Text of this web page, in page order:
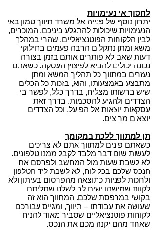
לחסוך אי נעימויות
יתרון נוסף של פנייה אל משרד תיווך טמון באי
הנעימויות שיכולות להתגלע ביניכם, המוכרים,
לבין הלקוחות הפוטנציאליים, שהרי במהלך
משא ומתן נתקלים הרבה פעמים בחילוקי
דעות שאם לא פותרים אותם בזמן בצורה
נכונה יכולים להביא לפיצוץ העסקה. כשאתם
נעזרים במתווך כל תהליך המשא ומתן
מתבצע באמצעותו, והוא, בזכות כל הכלים
שיש ברשותו מצליח, בדרך כלל, לפשר בין
הצדדים ולהגיע להסכמות. בדרך זאת
עסקאות יוצאות אל הפועל, וכל הצדדים
יוצאים מרוצים.
תן למתווך ללכת במקומך
כשאתם פונים למתווך אתם לא צריכים
לעשות שום דבר מלבד לקבל ממנו טלפונים.
לא לשבת שעות מול המחשב ולפרסם את
הנכס שלכם בכל לוח, לא לשבת ליד הטלפון
ולחכות לפניות כתוצאה מהפרסום בעיתון ולא
לקוות שמישהו ישים לב לשלט שתליתם
בקושי במרפסת שלכם. המתווך הוא זה
שעושה את עבודתו – תיווך, ומגייס עבורכם
לקוחות פוטנציאליים שסביר מאוד להניח
שאחד מהם יקנה מכם את הנכס.